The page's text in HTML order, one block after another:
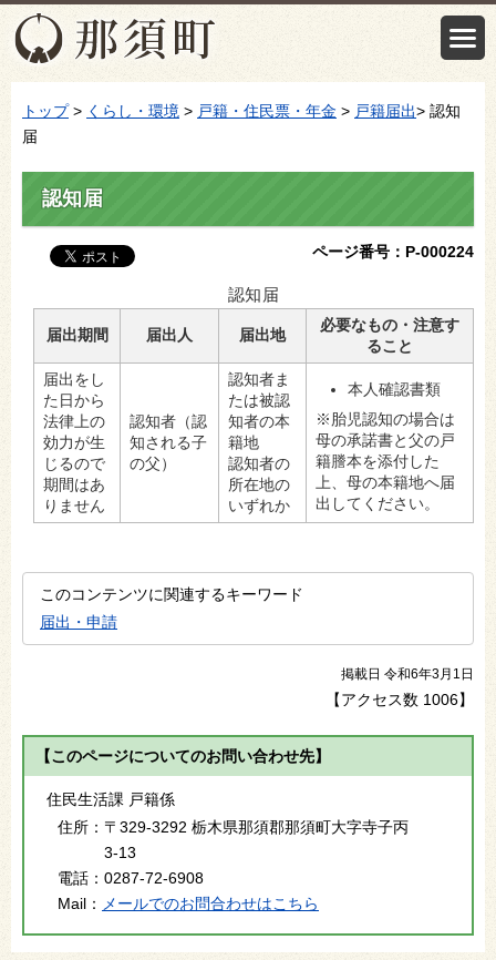
トップ> くらし・環境 > 戸籍・住民票・年金 > 戸籍届出> 認知
届
認知届
ページ番号：P-000224
認知届
届出期間 届出人 届出地
必要なもの・注意す
ること
届出をし
た日から
法律上の
効力が生
じるので
期間はあ
りません
認知者（認
知される子
の父）
認知者ま
たは被認
知者の本
籍地
認知者の
所在地の
いずれか
本人確認書類
※胎児認知の場合は
母の承諾書と父の戸
籍謄本を添付した
上、母の本籍地へ届
出してください。
このコンテンツに関連するキーワード
届出・申請
掲載日 令和6年3月1日
【アクセス数 1006】
【このページについてのお問い合わせ先】
住民生活課 戸籍係
住所： 〒329-3292 栃木県那須郡那須町大字寺子丙
3-13
電話： 0287-72-6908
Mail： メールでのお問合わせはこちら